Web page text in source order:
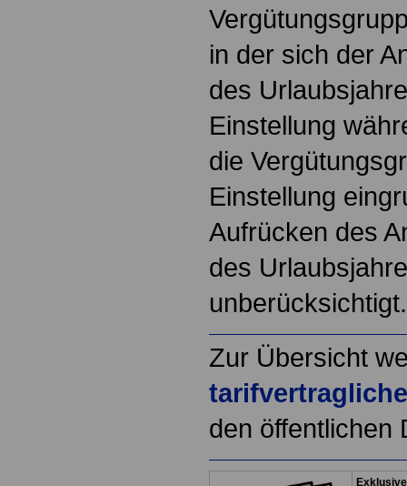
in der sich der
des
Einstellung
die
Einstellung
Aufrücken des
des
unberücksichtigt.
Zur Übersicht
den öffentlichen